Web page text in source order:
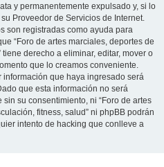
y permanentemente expulsado y, si lo
Proveedor de Servicios de Internet.
son registradas como ayuda para
“Foro de artes marciales, deportes de
derecho a eliminar, editar, mover o
que lo creamos conveniente.
que haya ingresado será
que esta información no será
su consentimiento, ni “Foro de artes
fitness, salud” ni phpBB podrán
intento de hacking que conlleve a